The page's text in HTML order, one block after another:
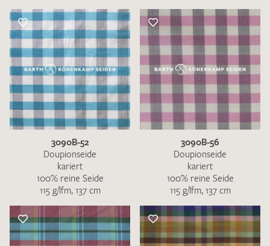
3090B-52
Doupionseide
kariert
100% reine Seide
115 g/lfm, 137 cm
3090B-56
Doupionseide
kariert
100% reine Seide
115 g/lfm, 137 cm